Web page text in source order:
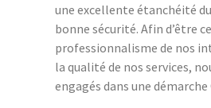
une excellente étanchéité
bonne sécurité. Afin d’être
professionnalisme de nos
la qualité de nos services,
engagés dans une